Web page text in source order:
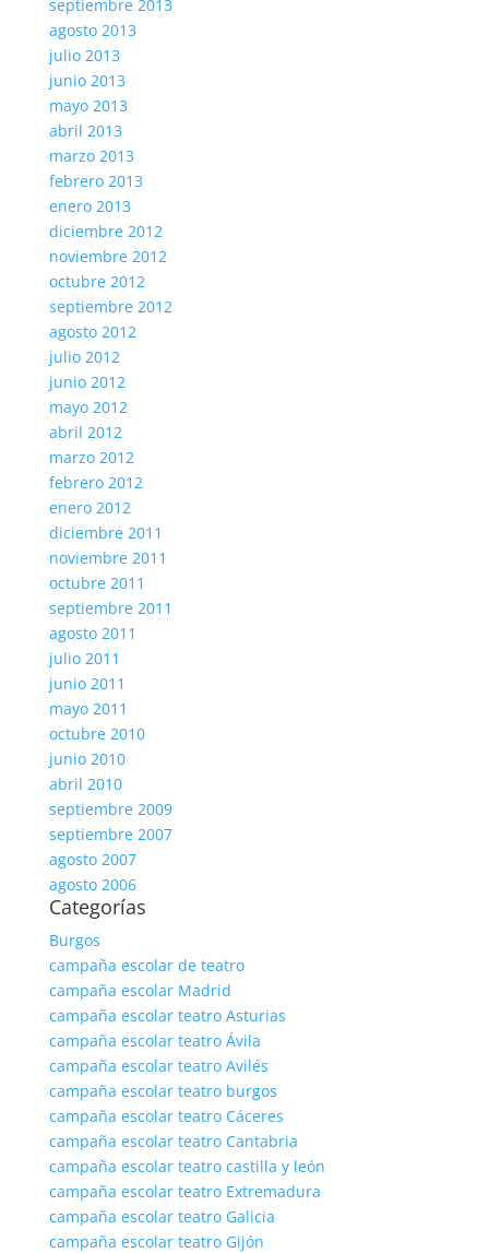
septiembre 2013
agosto 2013
julio 2013
junio 2013
mayo 2013
abril 2013
marzo 2013
febrero 2013
enero 2013
diciembre 2012
noviembre 2012
octubre 2012
septiembre 2012
agosto 2012
julio 2012
junio 2012
mayo 2012
abril 2012
marzo 2012
febrero 2012
enero 2012
diciembre 2011
noviembre 2011
octubre 2011
septiembre 2011
agosto 2011
julio 2011
junio 2011
mayo 2011
octubre 2010
junio 2010
abril 2010
septiembre 2009
septiembre 2007
agosto 2007
agosto 2006
Categorías
Burgos
campaña escolar de teatro
campaña escolar Madrid
campaña escolar teatro Asturias
campaña escolar teatro Ávila
campaña escolar teatro Avilés
campaña escolar teatro burgos
campaña escolar teatro Cáceres
campaña escolar teatro Cantabria
campaña escolar teatro castilla y león
campaña escolar teatro Extremadura
campaña escolar teatro Galicia
campaña escolar teatro Gijón